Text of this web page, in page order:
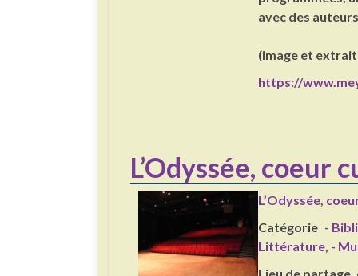
avec des
(image et
https://
L’Odyssée, coeur
L’Odyssée,
Catégorie -
Littérature, -